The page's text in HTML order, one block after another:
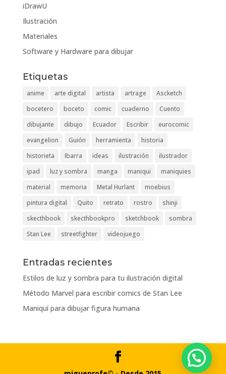
iDrawU
Ilustración
Materiales
Software y Hardware para dibujar
Etiquetas
anime arte digital artista artrage
Ascketch
bocetero
boceto comic cuaderno
Cuento
dibujante
dibujo Ecuador Escribir
eurocomic
evangelion
Guión herramienta
historia
historieta
Ibarra ideas ilustración
ilustrador
ipad
luz y sombra manga maniqui
maniquies
material
memoria Metal Hurlant
moebius
pintura digital
Quito retrato rostro
shinji
skecthbook
skecthbookpro sketchbook
sombra
Stan Lee
streetfighter videojuego
Entradas recientes
Estilos de luz y sombra para tu ilustración digital
Método Marvel para escribir comics de Stan Lee
Maniquí para dibujar figura humana